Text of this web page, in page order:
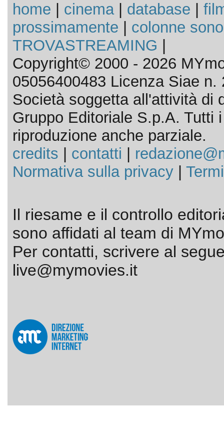
home cinema| database
prossimamente
colonne
TROVASTREAMING
Copyright© 2000 - 2026
05056400483 Licenza Siae n.
Società soggetta all'attività di
Gruppo Editoriale S.p.A. Tutti
riproduzione anche parziale.
credits
contatti
Normativa sulla privacy|
Il riesame e il controllo
sono affidati al team di
Per contatti, scrivere al
live@mymovies.it